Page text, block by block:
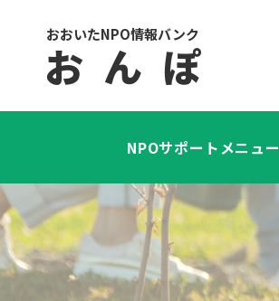
おおいたNPO情報バンク
お ん ぽ
NPOサポートメニュー